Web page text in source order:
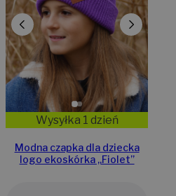
Wysyłka 1 dzień
Modna czapka dla dziecka
logo ekoskórka „Fiolet”